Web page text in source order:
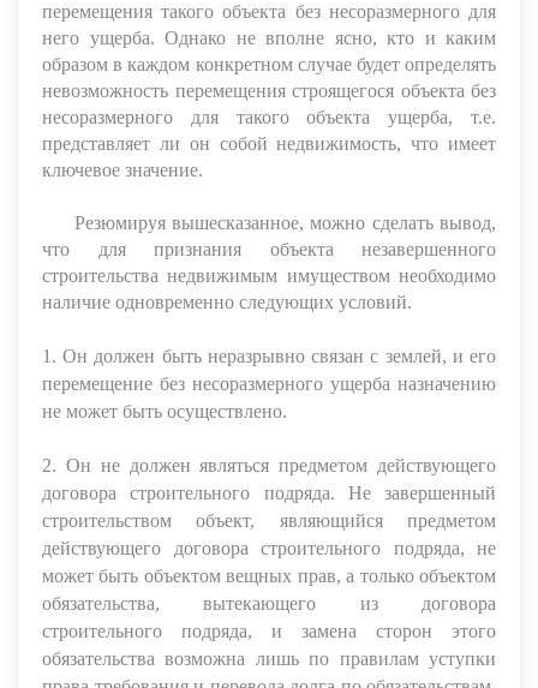
перемещения такого объекта без несоразмерного для
него ущерба. Однако не вполне ясно, кто и каким
образом в каждом конкретном случае будет определять
невозможность перемещения строящегося объекта без
несоразмерного для такого объекта ущерба, т.е.
представляет ли он собой недвижимость, что имеет
ключевое значение.
Резюмируя вышесказанное, можно сделать вывод,
что для признания объекта незавершенного
строительства недвижимым имуществом необходимо
наличие одновременно следующих условий.
1. Он должен быть неразрывно связан с землей, и его
перемещение без несоразмерного ущерба назначению
не может быть осуществлено.
2. Он не должен являться предметом действующего
договора строительного подряда. Не завершенный
строительством объект, являющийся предметом
действующего договора строительного подряда, не
может быть объектом вещных прав, а только объектом
обязательства, вытекающего из договора
строительного подряда, и замена сторон этого
обязательства возможна лишь по правилам уступки